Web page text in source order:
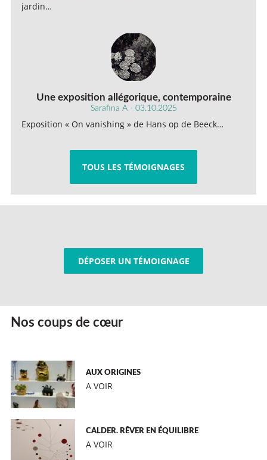
jardin…
Une exposition allégorique, contemporaine
Sarafina A - 03.10.2025
Exposition « On vanishing » de Hans op de Beeck…
TOUS LES TÉMOIGNAGES
DÉPOSER UN TÉMOIGNAGE
Nos coups de cœur
AUX ORIGINES
A VOIR
CALDER. RÊVER EN ÉQUILIBRE
A VOIR